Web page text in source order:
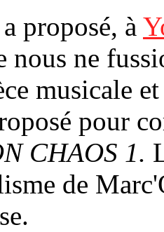
proposé, à
ne
musicale
pour
CHAOS 1.
de